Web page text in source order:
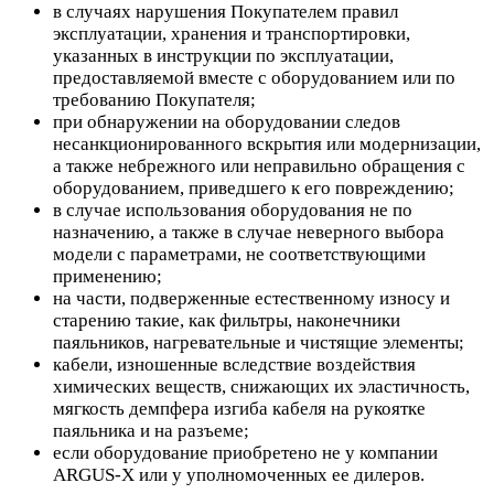
в случаях нарушения Покупателем правил
эксплуатации, хранения и транспортировки,
указанных в инструкции по эксплуатации,
предоставляемой вместе с оборудованием или по
требованию Покупателя;
при обнаружении на оборудовании следов
несанкционированного вскрытия или модернизации,
а также небрежного или неправильно обращения с
оборудованием, приведшего к его повреждению;
в случае использования оборудования не по
назначению, а также в случае неверного выбора
модели с параметрами, не соответствующими
применению;
на части, подверженные естественному износу и
старению такие, как фильтры, наконечники
паяльников, нагревательные и чистящие элементы;
кабели, изношенные вследствие воздействия
химических веществ, снижающих их эластичность,
мягкость демпфера изгиба кабеля на рукоятке
паяльника и на разъеме;
если оборудование приобретено не у компании
ARGUS-X или у уполномоченных ее дилеров.